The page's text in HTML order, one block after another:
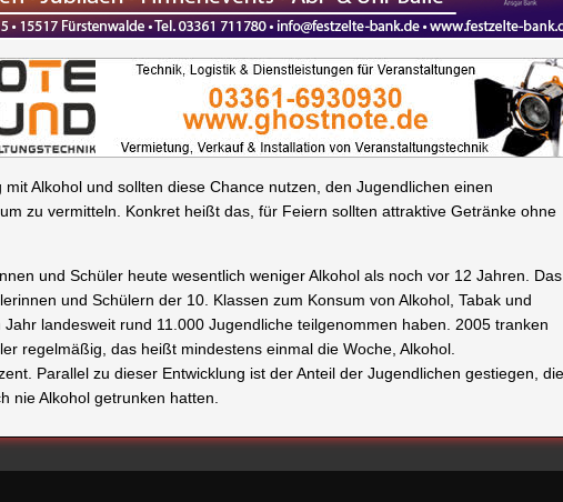
mit Alkohol und sollten diese Chance nutzen, den Jugendlichen einen
zu vermitteln. Konkret heißt das, für Feiern sollten attraktive Getränke ohne
und Schülern der 10. Klassen zum Konsum von Alkohol, Tabak und
landesweit rund 11.000 Jugendliche teilgenommen haben. 2005 tranken
regelmäßig, das heißt mindestens einmal die Woche, Alkohol.
Parallel zu dieser Entwicklung ist der Anteil der Jugendlichen gestiegen, die
nie Alkohol getrunken hatten.
NÄCHSTER ARTIKEL